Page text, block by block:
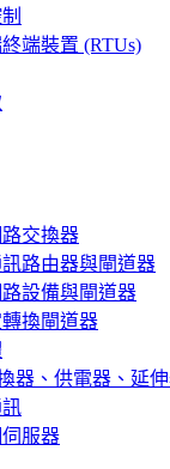
端裝置 (RTUs)
交換器
路由器與閘道器
設備與閘道器
換閘道器
器、供電器、延
服器